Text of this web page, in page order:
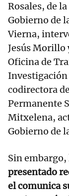
Rosales, de
Gobierno de
Vierna,
Jesús Morillo
Oficina de
Investigación
codirectora
Permanente
Mitxelena,
Gobierno de
Sin embargo,
presentado
el comunica